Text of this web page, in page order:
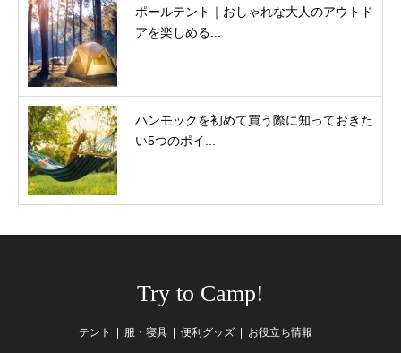
ポールテント｜おしゃれな大人のアウトド
アを楽しめる...
ハンモックを初めて買う際に知っておきた
い5つのポイ...
Try to Camp!
テント 服・寝具 便利グッズ お役立ち情報